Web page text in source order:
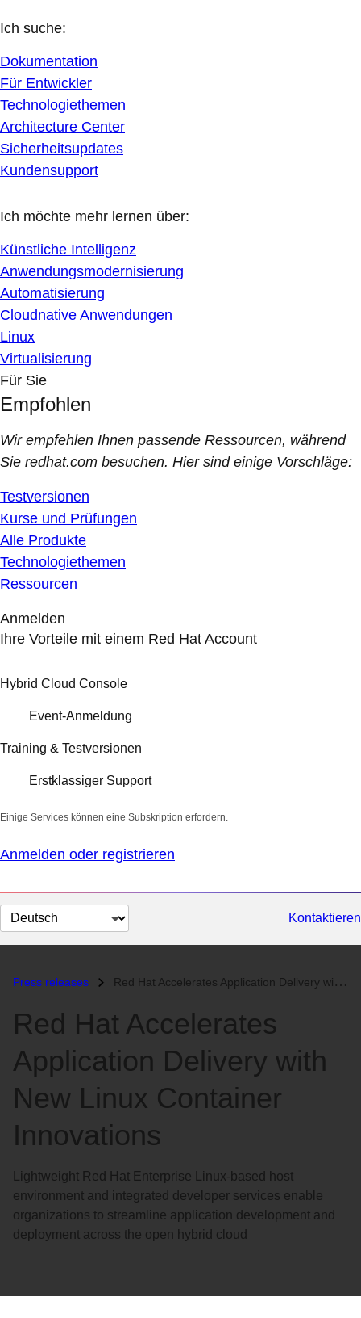
Ich suche:
Dokumentation
Für Entwickler
Technologiethemen
Architecture Center
Sicherheitsupdates
Kundensupport
Ich möchte mehr lernen über:
Künstliche Intelligenz
Anwendungsmodernisierung
Automatisierung
Cloudnative Anwendungen
Linux
Virtualisierung
Für Sie
Empfohlen
Wir empfehlen Ihnen passende Ressourcen, während
Sie redhat.com besuchen. Hier sind einige Vorschläge:
Testversionen
Kurse und Prüfungen
Alle Produkte
Technologiethemen
Ressourcen
Anmelden
Ihre Vorteile mit einem Red Hat Account
Hybrid Cloud Console
Event-Anmeldung
Training & Testversionen
Erstklassiger Support
Einige Services können eine Subskription erfordern.
Anmelden oder registrieren
Sprache
auswählen
Kontaktieren
Press releases Red Hat Accelerates Application Delivery with New Linux Container Inno...
Red Hat Accelerates
Application Delivery with
New Linux Container
Innovations
Lightweight Red Hat Enterprise Linux-based host
environment and integrated developer services enable
organizations to streamline application development and
deployment across the open hybrid cloud